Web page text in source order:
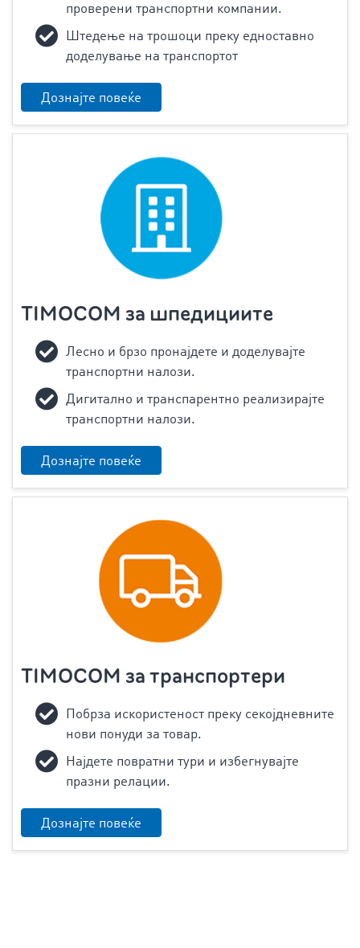
проверени транспортни компании.
Штедење на трошоци преку едноставно
доделување на транспортот
Дознајте повеќе
TIMOCOM за шпедициите
Лесно и брзо пронајдете и доделувајте
транспортни налози.
Дигитално и транспарентно реализирајте
транспортни налози.
Дознајте повеќе
TIMOCOM за транспортери
Побрза искористеност преку секојдневните
нови понуди за товар.
Најдете повратни тури и избегнувајте
празни релации.
Дознајте повеќе